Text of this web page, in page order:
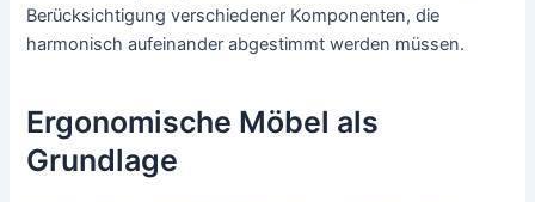
Berücksichtigung verschiedener Komponenten, die
harmonisch aufeinander abgestimmt werden müssen.
Ergonomische Möbel als
Grundlage